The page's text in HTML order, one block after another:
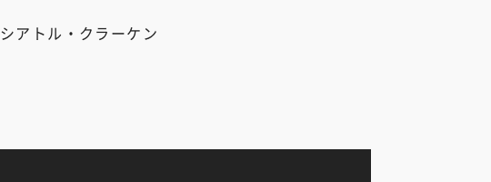
シアトル・クラーケン